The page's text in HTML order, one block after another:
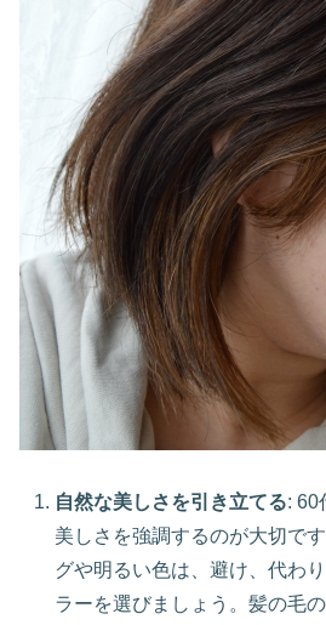
自然な美しさを引き立てる: 60
美しさを強調するのが大切で
グや明るい色は、避け、代わ
ラーを選びましょう。髪の毛